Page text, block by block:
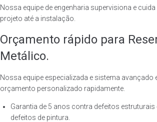
Nossa equipe de engenharia supervisiona e
projeto até a instalação.
Orçamento rápido para
Metálico.
Nossa equipe especializada e sistema avançado
orçamento personalizado rapidamente.
Garantia de 5 anos contra defeitos
defeitos de pintura.